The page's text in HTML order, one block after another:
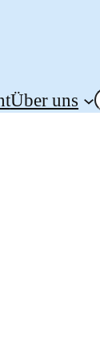
Über uns